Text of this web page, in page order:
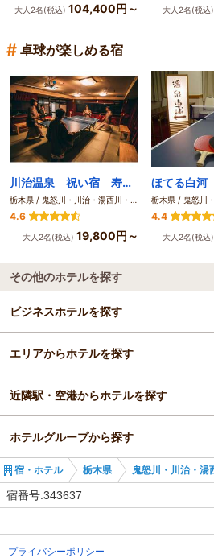
大人2名(税込) 104,400円～ 大人2名(税込)
# 卓球が楽しめる宿
川治温泉 祝い宿 寿庵(じゅあん)
栃木県 / 鬼怒川・川治・湯西川・川俣
4.6
大人2名(税込) 19,800円～
ほてる白
4.4
大人2名(税込)
その他のホテルを探す
ビジネスホテルを探す
栃木県
鬼怒川・川治・湯西川・川俣
鬼怒川・川治
鬼怒川温泉駅
エリアからホテルを探す
栃木県
鬼怒川・川治・湯西川・川俣
鬼怒川・川治
近隣駅・空港からホテルを探す
鬼怒川温泉駅
鬼怒川公園駅
ホテルグループから探す
全国の大江戸温泉物語グループ
宿・ホテル 栃木県 鬼怒川・川治・湯
宿番号:343637
プライバシーポリシー